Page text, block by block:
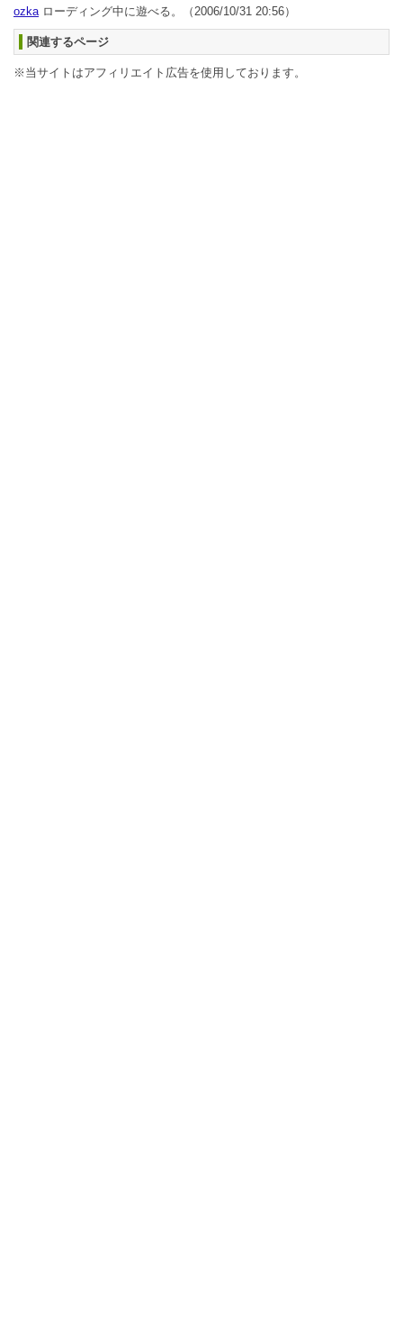
ozkaローディング中に遊べる。 （2006/10/31 20:56）
関連するページ
※当サイトはアフィリエイト広告を使用しております。